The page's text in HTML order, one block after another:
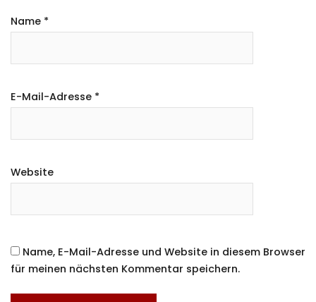
Name *
E-Mail-Adresse *
Website
Name, E-Mail-Adresse und Website in diesem Browser
für meinen nächsten Kommentar speichern.